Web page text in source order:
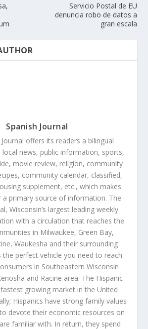
Servicio Postal de EU
denuncia robo de datos a
gran escala
Spanish Journal
offers its readers a bilingual
local news, public information, sports,
movie review, religion, community
community calendar, classified,
supplement, etc., which makes
a primary source of information. The
Wisconsin’s largest leading weekly
with a circulation that reaches the
in Milwaukee, Green Bay,
Waukesha and their surrounding
the perfect vehicle you need to reach
in Southeastern Wisconsin
and Racine area. The Hispanic
growing market in the United
Hispanics have strong family values
devote their economic resources on
familiar with. In return, they spend